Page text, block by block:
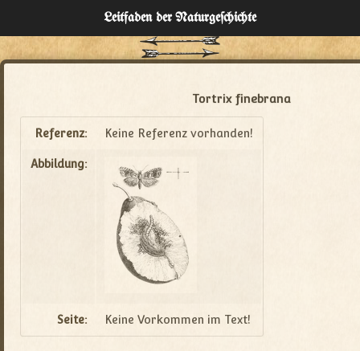
Leitfaden der Naturgeſchichte
Home
Über
Administration
Tortrix finebrana
Referenz: Keine Referenz vorhanden!
Abbildung:
Seite: Keine Vorkommen im Text!